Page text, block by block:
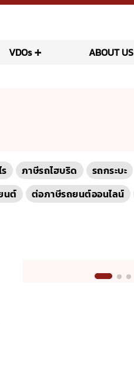
VDOs ABOUT US
ภาษีรถไฮบริด
รถกระบะ
นต์ ต่อภาษีรถยนต์ออนไลน์